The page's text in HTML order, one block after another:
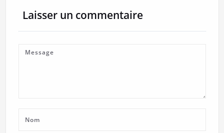
Laisser un commentaire